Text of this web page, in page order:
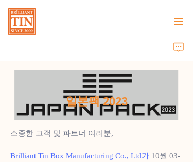
일본팩 2023
소중한 고객 및 파트너 여러분,
Brilliant Tin Box Manufacturing Co., Ltd가 10월 03-
고객 서비스